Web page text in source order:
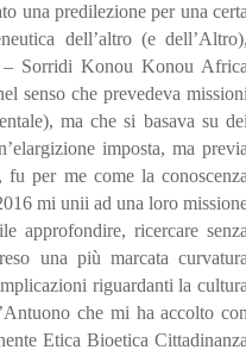
una predilezione per una certa
dell’altro (e dell’Altro),
– Sorridi Konou Konou Africa
senso che prevedeva missioni
ma che si basava su dei
imposta, ma previa
fu per me come la conoscenza
mi unii ad una loro
approfondire, ricercare senza
una più marcata curvatura
riguardanti la cultura
che mi ha accolto con
Etica Bioetica Cittadinanza